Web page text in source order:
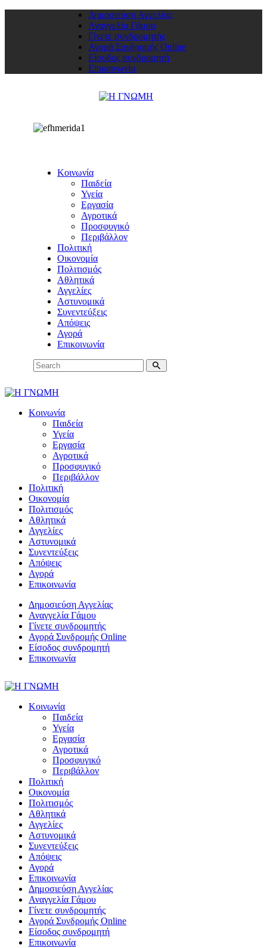
Δημοσιεύση Αγγελίας
Αναγγελία Γάμου
Γίνετε συνδρομητής
Αγορά Συνδρομής Online
Είσοδος συνδρομητή
Επικοινωνία
Κοινωνία
Παιδεία
Υγεία
Εργασία
Αγροτικά
Προσφυγικό
Περιβάλλον
Πολιτική
Οικονομία
Πολιτισμός
Αθλητικά
Αγγελίες
Αστυνομικά
Συνεντεύξεις
Απόψεις
Αγορά
Επικοινωνία
Κοινωνία
Παιδεία
Υγεία
Εργασία
Αγροτικά
Προσφυγικό
Περιβάλλον
Πολιτική
Οικονομία
Πολιτισμός
Αθλητικά
Αγγελίες
Αστυνομικά
Συνεντεύξεις
Απόψεις
Αγορά
Επικοινωνία
Δημοσιεύση Αγγελίας
Αναγγελία Γάμου
Γίνετε συνδρομητής
Αγορά Συνδρομής Online
Είσοδος συνδρομητή
Επικοινωνία
Κοινωνία
Παιδεία
Υγεία
Εργασία
Αγροτικά
Προσφυγικό
Περιβάλλον
Πολιτική
Οικονομία
Πολιτισμός
Αθλητικά
Αγγελίες
Αστυνομικά
Συνεντεύξεις
Απόψεις
Αγορά
Επικοινωνία
Δημοσιεύση Αγγελίας
Αναγγελία Γάμου
Γίνετε συνδρομητής
Αγορά Συνδρομής Online
Είσοδος συνδρομητή
Επικοινωνία